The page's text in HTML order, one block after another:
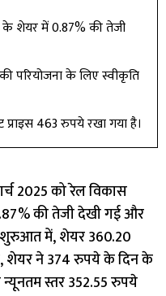
के शेयर में 0.87% की तेजी
परियोजना के लिए स्वीकृति
463 रुपये रखा गया है।
2025 को रेल विकास
की तेजी देखी गई और
शुरुआत में, शेयर 360.20
शेयर ने 374 रुपये के दिन के
स्तर 352.55 रुपये